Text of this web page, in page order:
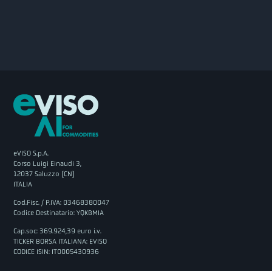
eVISO S.p.A.
Corso Luigi Einaudi 3,
12037 Saluzzo (CN)
ITALIA
Cod.Fisc. / P.IVA: 03468380047
Codice Destinatario: YQKBMIA
Cap.soc: 369.924,39 euro i.v.
TICKER BORSA ITALIANA: EVISO
CODICE ISIN: IT0005430936